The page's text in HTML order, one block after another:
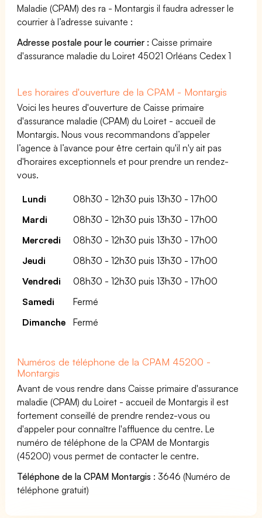
Maladie (CPAM) des ra - Montargis il faudra adresser le
courrier à l’adresse suivante :
Adresse postale pour le courrier : Caisse primaire
d'assurance maladie du Loiret 45021 Orléans Cedex 1
Les horaires d'ouverture de la CPAM - Montargis
Voici les heures d'ouverture de Caisse primaire
d'assurance maladie (CPAM) du Loiret - accueil de
Montargis. Nous vous recommandons d’appeler
l’agence à l’avance pour être certain qu'il n'y ait pas
d'horaires exceptionnels et pour prendre un rendez-
vous.
Lundi
08h30 - 12h30 puis 13h30 - 17h00
Mardi
08h30 - 12h30 puis 13h30 - 17h00
Mercredi
08h30 - 12h30 puis 13h30 - 17h00
Jeudi
08h30 - 12h30 puis 13h30 - 17h00
Vendredi
08h30 - 12h30 puis 13h30 - 17h00
Samedi
Fermé
Dimanche
Fermé
Numéros de téléphone de la CPAM 45200 -
Montargis
Avant de vous rendre dans Caisse primaire d'assurance
maladie (CPAM) du Loiret - accueil de Montargis il est
fortement conseillé de prendre rendez-vous ou
d'appeler pour connaître l'affluence du centre. Le
numéro de téléphone de la CPAM de Montargis
(45200) vous permet de contacter le centre.
Téléphone de la CPAM Montargis : 3646 (Numéro de
téléphone gratuit)